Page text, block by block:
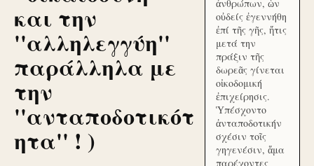
και την
''αλληλεγγύη''
παράλληλα με
την
''ανταποδοτικότ
ητα'' ! )
ἀνθρώπων, ὧν
οὐδείς ἐγεννήθη
ἐπί τῆς γῆς, ἥτις
μετά την
πράξιν τῆς
δωρεᾶς γίνεται
οἰκοδομική
ἐπιχείρησις.
Ὑπέσχοντο
ἀνταποδοτικήν
σχέσιν τοῖς
γηγενέσιν, ἅμα
παρέχοντες